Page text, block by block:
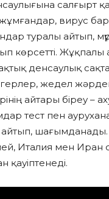
салғырт
жұмғандар, вирус
туралы айтып,
көрсетті. Жұқпалы
денсаулық
жедел
айтары біреу –
тест пен
айтып, шағымданады.
Италия мен Иран
қауіптенеді.